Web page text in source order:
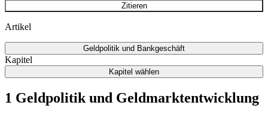
Zitieren
Artikel
Geldpolitik und Bankgeschäft
Kapitel
Kapitel wählen
1 Geldpolitik und Geldmarktentwicklung